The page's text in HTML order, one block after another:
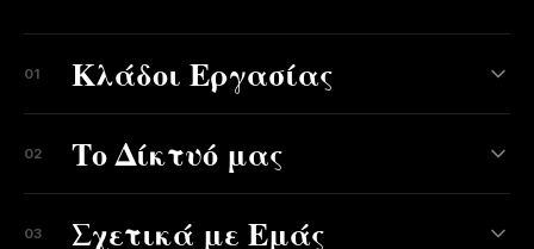
01 Κλάδοι Εργασίας
02 Το Δίκτυό μας
03 Σχετικά με Εμάς